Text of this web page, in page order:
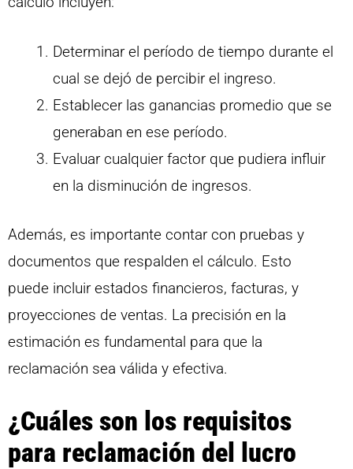
Determinar el período de tiempo durante el
cual se dejó de percibir el ingreso.
Establecer las ganancias promedio que se
generaban en ese período.
Evaluar cualquier factor que pudiera influir
en la disminución de ingresos.
Además, es importante contar con pruebas y
documentos que respalden el cálculo. Esto
puede incluir estados financieros, facturas, y
proyecciones de ventas. La precisión en la
estimación es fundamental para que la
reclamación sea válida y efectiva.
¿Cuáles son los requisitos
para reclamación del lucro